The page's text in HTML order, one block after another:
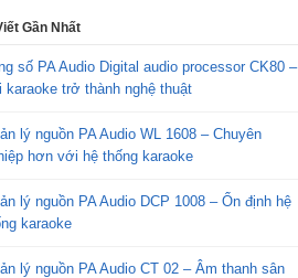
Gần Nhất
số PA Audio Digital audio processor CK80 –
karaoke trở thành nghệ thuật
lý nguồn PA Audio WL 1608 – Chuyên
hơn với hệ thống karaoke
lý nguồn PA Audio DCP 1008 – Ổn định hệ
karaoke
lý nguồn PA Audio CT 02 – Âm thanh sân